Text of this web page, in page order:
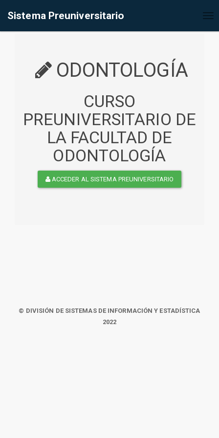
Sistema Preuniversitario
ODONTOLOGÍA
CURSO
PREUNIVERSITARIO DE
LA FACULTAD DE
ODONTOLOGÍA
ACCEDER AL SISTEMA PREUNIVERSITARIO
© DIVISIÓN DE SISTEMAS DE INFORMACIÓN Y ESTADÍSTICA
2022